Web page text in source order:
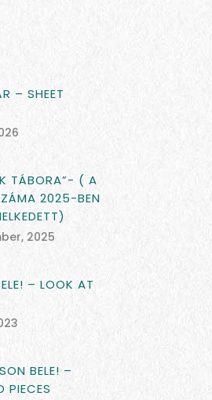
– SHEET
TÁBORA”- ( A
2025-BEN
2025
– LOOK AT
BELE! –
PIECES